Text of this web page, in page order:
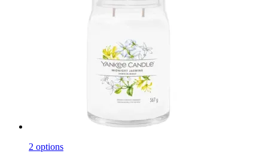
2 options